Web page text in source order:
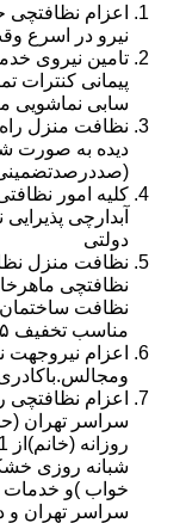
اعزام نظافتچی
نیرو در اسرع
تامین نیروی
پیمانی
سابی نماشویی
نظافت منزل
دیده به صورت
کلیه امور
آبدارچی
دولتی
نظافت منزل
نظافتچی
نظافت
مناسب تخفیف ۵درصدی●
اعزام نیروجهت
اعزام نظافتچی
سراسر تهران
شبانه روزی
خواب )و خدمات
سراسر تهران و